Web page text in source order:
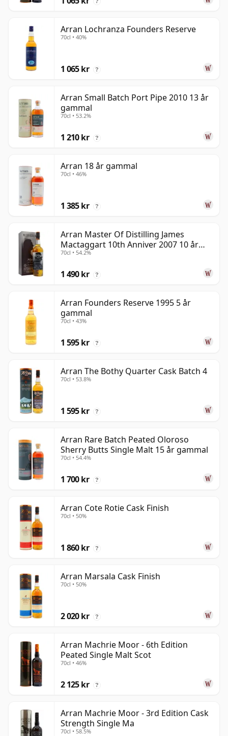
Arran Lochranza Founders Reserve
70cl • 40%
1 065 kr ?
Arran Small Batch Port Pipe 2010 13 år
gammal
70cl • 53.2%
1 210 kr ?
Arran 18 år gammal
70cl • 46%
1 385 kr ?
Arran Master Of Distilling James
Mactaggart 10th Anniver 2007 10 år
gammal
70cl • 54.2%
1 490 kr ?
Arran Founders Reserve 1995 5 år
gammal
70cl • 43%
1 595 kr ?
Arran The Bothy Quarter Cask Batch 4
70cl • 53.8%
1 595 kr ?
Arran Rare Batch Peated Oloroso
Sherry Butts Single Malt 15 år gammal
70cl • 54.4%
1 700 kr ?
Arran Cote Rotie Cask Finish
70cl • 50%
1 860 kr ?
Arran Marsala Cask Finish
70cl • 50%
2 020 kr ?
Arran Machrie Moor - 6th Edition
Peated Single Malt Scot
70cl • 46%
2 125 kr ?
Arran Machrie Moor - 3rd Edition Cask
Strength Single Ma
70cl • 58.5%